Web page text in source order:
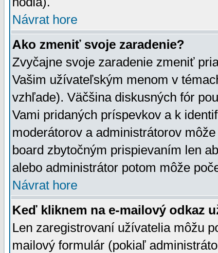
Návrat hore
Ako zmeniť svoje zaradenie?
Zvyčajne svoje zaradenie zmeniť
Vašim užívateľským menom v
vzhľade). Väčšina diskusných fór
Vami pridaných príspevkov a k
moderátorov a administrátorov
board zbytočným prispievaním len
alebo administrátor potom môže
Návrat hore
Keď kliknem na e-mailový odkaz
Len zaregistrovaní užívatelia môžu
mailový formulár (pokiaľ